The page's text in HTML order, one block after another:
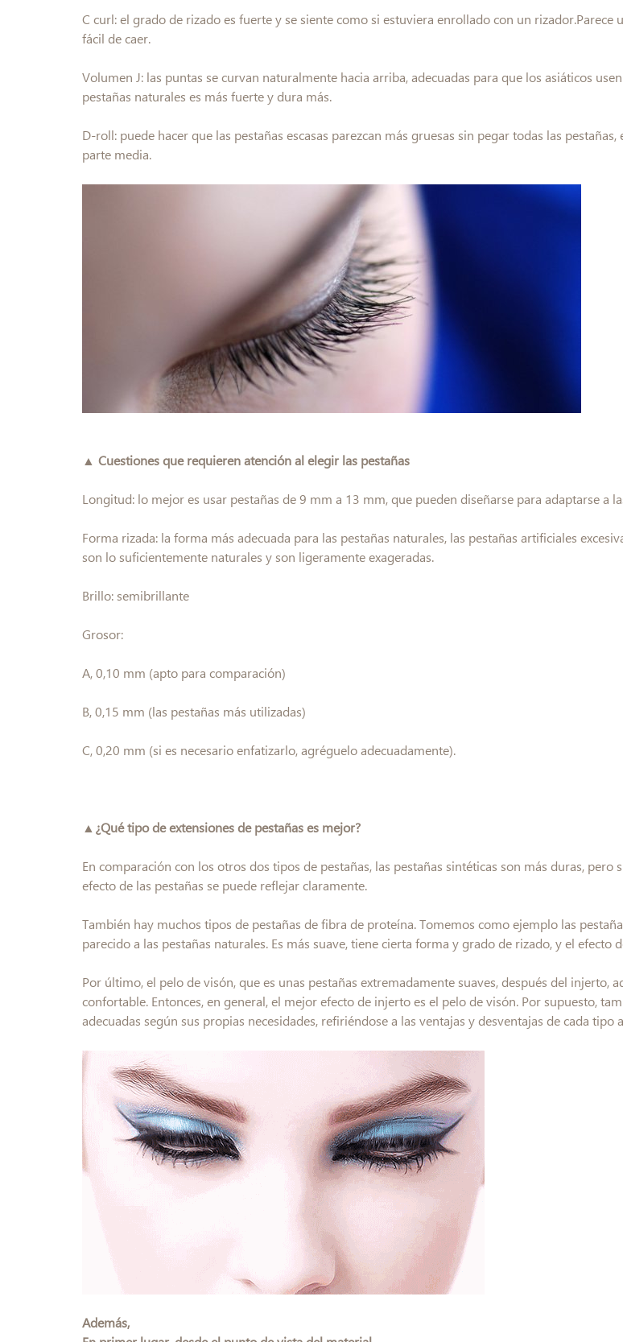
C curl: el grado de rizado es fuerte y se siente como si estuviera enrollado con un
fácil de caer.
Volumen J: las puntas se curvan naturalmente hacia arriba, adecuadas para que los asiáticos
pestañas naturales es más fuerte y dura más.
D-roll: puede hacer que las pestañas escasas parezcan más gruesas sin pegar todas las
parte media.
▲ Cuestiones que requieren atención al elegir las pestañas
Longitud: lo mejor es usar pestañas de 9 mm a 13 mm, que pueden diseñarse para adaptarse a
Forma rizada: la forma más adecuada para las pestañas naturales, las pestañas artificiales
son lo suficientemente naturales y son ligeramente exageradas.
Brillo: semibrillante
Grosor:
A, 0,10 mm (apto para comparación)
B, 0,15 mm (las pestañas más utilizadas)
C, 0,20 mm (si es necesario enfatizarlo, agréguelo adecuadamente).
▲¿Qué tipo de extensiones de pestañas es mejor?
En comparación con los otros dos tipos de pestañas, las pestañas sintéticas son más duras,
efecto de las pestañas se puede reflejar claramente.
También hay muchos tipos de pestañas de fibra de proteína. Tomemos como ejemplo las
parecido a las pestañas naturales. Es más suave, tiene cierta forma y grado de rizado, y el efecto
Por último, el pelo de visón, que es unas pestañas extremadamente suaves, después del injerto,
confortable. Entonces, en general, el mejor efecto de injerto es el pelo de visón. Por supuesto,
adecuadas según sus propias necesidades, refiriéndose a las ventajas y desventajas de cada tipo
Además,